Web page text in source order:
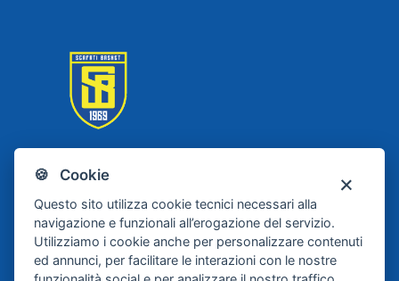
🍪 Cookie
Questo sito utilizza cookie tecnici necessari alla
navigazione e funzionali all’erogazione del servizio.
Utilizziamo i cookie anche per personalizzare contenuti
ed annunci, per facilitare le interazioni con le nostre
Scafati Basket